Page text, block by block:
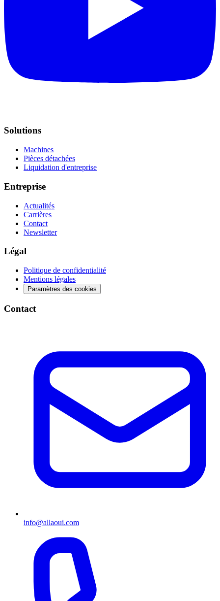
Solutions
Machines
Pièces détachées
Liquidation d'entreprise
Entreprise
Actualités
Carrières
Contact
Newsletter
Légal
Politique de confidentialité
Mentions légales
Paramètres des cookies
Contact
info@allaoui.com